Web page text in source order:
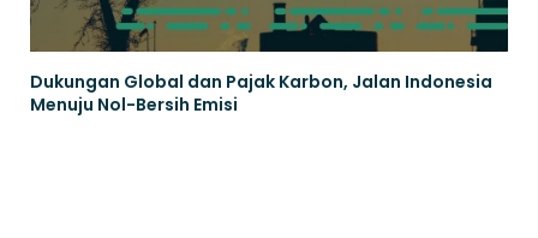
Dukungan Global dan Pajak Karbon, Jalan Indonesia
Menuju Nol-Bersih Emisi